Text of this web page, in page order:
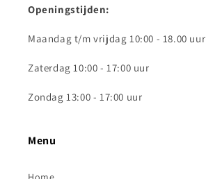
Openingstijden:
Maandag t/m vrijdag 10:00 - 18.00 uur
Zaterdag 10:00 - 17:00 uur
Zondag 13:00 - 17:00 uur
Menu